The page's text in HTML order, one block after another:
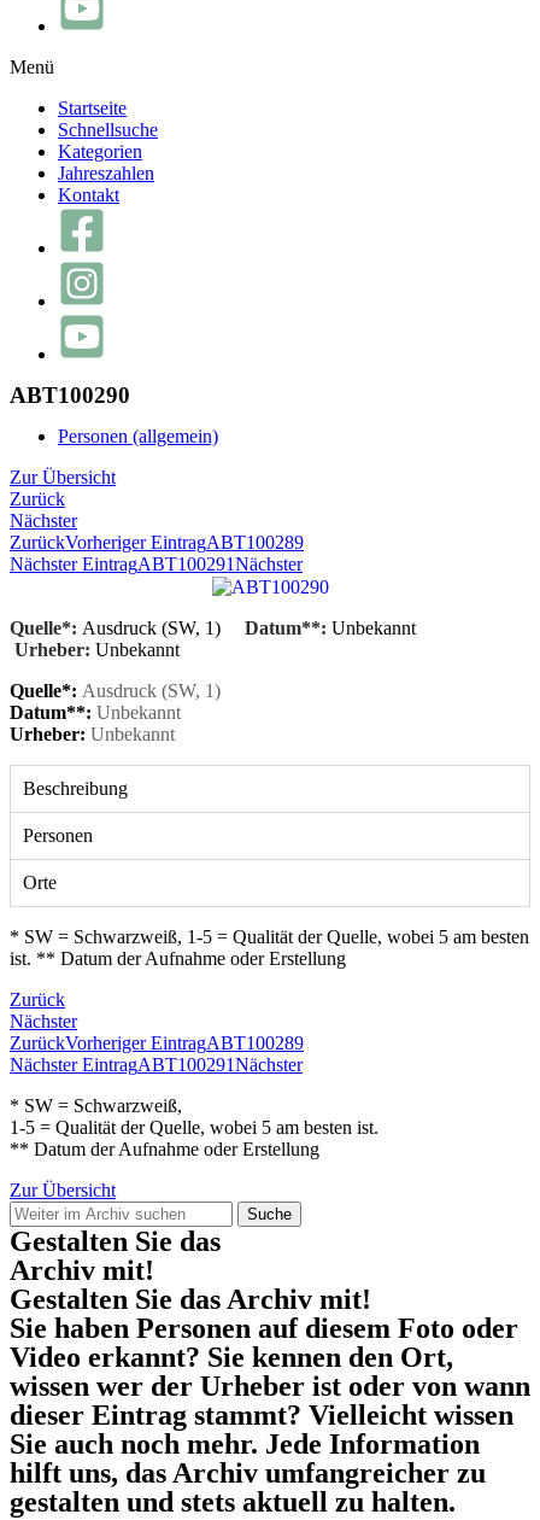
Menü
Startseite
Schnellsuche
Kategorien
Jahreszahlen
Kontakt
ABT100290
Personen (allgemein)
Zur Übersicht
Zurück
Nächster
ZurückVorheriger EintragABT100289
Nächster EintragABT100291Nächster
Quelle*: Ausdruck (SW, 1) Datum**: Unbekannt
Urheber: Unbekannt
Quelle*: Ausdruck (SW, 1)
Datum**: Unbekannt
Urheber: Unbekannt
Beschreibung
Personen
Orte
* SW = Schwarzweiß, 1-5 = Qualität der Quelle, wobei 5 am besten
ist. ** Datum der Aufnahme oder Erstellung
Zurück
Nächster
ZurückVorheriger EintragABT100289
Nächster EintragABT100291Nächster
* SW = Schwarzweiß,
1-5 = Qualität der Quelle, wobei 5 am besten ist.
** Datum der Aufnahme oder Erstellung
Zur Übersicht
Suche
Gestalten Sie das
Archiv mit!
Gestalten Sie das Archiv mit!
Sie haben Personen auf diesem Foto oder
Video erkannt? Sie kennen den Ort,
wissen wer der Urheber ist oder von wann
dieser Eintrag stammt? Vielleicht wissen
Sie auch noch mehr. Jede Information
hilft uns, das Archiv umfangreicher zu
gestalten und stets aktuell zu halten.